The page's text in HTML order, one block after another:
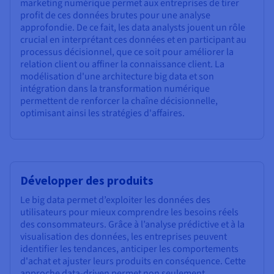
marketing numérique permet aux entreprises de tirer
profit de ces données brutes pour une analyse
approfondie. De ce fait, les data analysts jouent un rôle
crucial en interprétant ces données et en participant au
processus décisionnel, que ce soit pour améliorer la
relation client ou affiner la connaissance client. La
modélisation d'une architecture big data et son
intégration dans la transformation numérique
permettent de renforcer la chaîne décisionnelle,
optimisant ainsi les stratégies d'affaires.
Développer des produits
Le big data permet d’exploiter les données des
utilisateurs pour mieux comprendre les besoins réels
des consommateurs. Grâce à l’analyse prédictive et à la
visualisation des données, les entreprises peuvent
identifier les tendances, anticiper les comportements
d'achat et ajuster leurs produits en conséquence. Cette